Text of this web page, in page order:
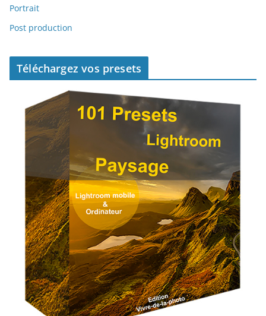
Portrait
Post production
Téléchargez vos presets